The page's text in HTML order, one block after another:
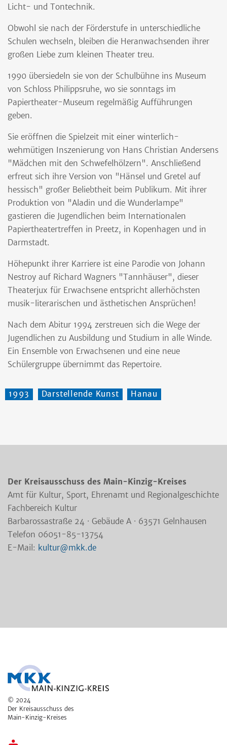
Licht- und Tontechnik.
Obwohl sie nach der Förderstufe in unterschiedliche
Schulen wechseln, bleiben die Heranwachsenden ihrer
großen Liebe zum kleinen Theater treu.
1990 übersiedeln sie von der Schulbühne ins Museum
von Schloss Philippsruhe, wo sie sonntags im
Papiertheater-Museum regelmäßig Aufführungen
geben.
Sie eröffnen die Spielzeit mit einer winterlich-
wehmütigen Inszenierung von Hans Christian Andersens
"Mädchen mit den Schwefelhölzern". Anschließend
erfreut sich ihre Version von "Hänsel und Gretel auf
hessisch" großer Beliebtheit beim Publikum. Mit ihrer
Produktion von "Aladin und die Wunderlampe"
gastieren die Jugendlichen beim Internationalen
Papiertheatertreffen in Preetz, in Kopenhagen und in
Darmstadt.
Höhepunkt ihrer Karriere ist eine Parodie von Johann
Nestroy auf Richard Wagners "Tannhäuser", dieser
Theaterjux für Erwachsene entspricht allerhöchsten
musik-literarischen und ästhetischen Ansprüchen!
Nach dem Abitur 1994 zerstreuen sich die Wege der
Jugendlichen zu Ausbildung und Studium in alle Winde.
Ein Ensemble von Erwachsenen und eine neue
Schülergruppe übernimmt das Repertoire.
1993 Darstellende Kunst Hanau
Der Kreisausschuss des Main-Kinzig-Kreises
Amt für Kultur, Sport, Ehrenamt und Regionalgeschichte
Fachbereich Kultur
Barbarossastraße 24 · Gebäude A · 63571 Gelnhausen
Telefon 06051-85-13754
E-Mail: kultur@mkk.de
© 2024
Der Kreisausschuss des
Main-Kinzig-Kreises